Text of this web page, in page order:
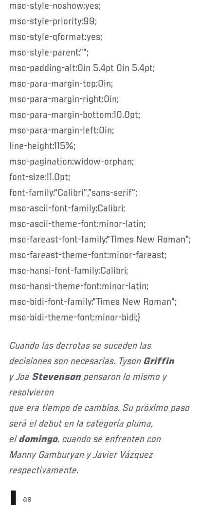
mso-style-noshow:yes;
mso-style-priority:99;
mso-style-qformat:yes;
mso-style-parent:"";
mso-padding-alt:0in 5.4pt 0in 5.4pt;
mso-para-margin-top:0in;
mso-para-margin-right:0in;
mso-para-margin-bottom:10.0pt;
mso-para-margin-left:0in;
line-height:115%;
mso-pagination:widow-orphan;
font-size:11.0pt;
font-family:"Calibri","sans-serif";
mso-ascii-font-family:Calibri;
mso-ascii-theme-font:minor-latin;
mso-fareast-font-family:"Times New Roman";
mso-fareast-theme-font:minor-fareast;
mso-hansi-font-family:Calibri;
mso-hansi-theme-font:minor-latin;
mso-bidi-font-family:"Times New Roman";
mso-bidi-theme-font:minor-bidi;}
Cuando las derrotas se suceden las
decisiones son necesarias. TysonGriffin
y JoeStevenson pensaron lo mismo y
resolvieron
que era tiempo de cambios. Su próximo paso
será el debut en la categoría pluma,
eldomingo, cuando se enfrenten con
Manny Gamburyan y Javier Vázquez
respectivamente.
as